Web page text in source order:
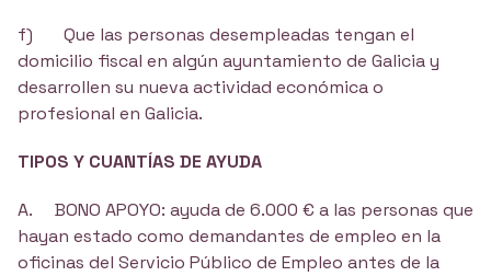
f) Que las personas desempleadas tengan el
domicilio fiscal en algún ayuntamiento de Galicia y
desarrollen su nueva actividad económica o
profesional en Galicia.
TIPOS Y CUANTÍAS DE AYUDA
A. BONO APOYO: ayuda de 6.000 € a las personas que
hayan estado como demandantes de empleo en la
oficinas del Servicio Público de Empleo antes de la